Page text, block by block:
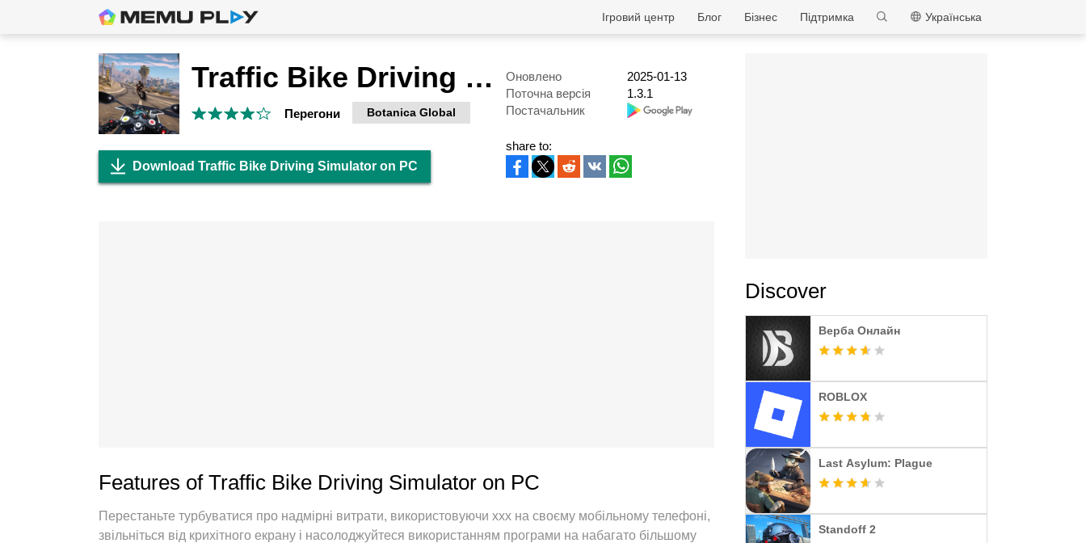
MEmu
Українська
Підтримка
Бізнес
Блог
Ігровий центр
Traffic Bike Driving Simulator
Перегони Botanica Global
Оновлено
2025-01-13
Поточна версія
1.3.1
Постачальник
Download Traffic Bike Driving Simulator on PC
share to:
Features of Traffic Bike Driving Simulator on PC
Перестаньте турбуватися про надмірні витрати, використовуючи ххх на своєму мобільному телефоні,
звільніться від крихітного екрану і насолоджуйтеся використанням програми на набагато більшому
Discover
Верба Онлайн
ROBLOX
Last Asylum: Plague
Standoff 2